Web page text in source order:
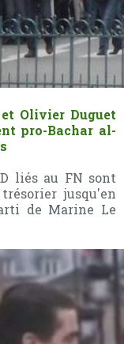
Olivier Duguet
pro-Bachar al-
liés au FN sont
jusqu'en
de Marine Le